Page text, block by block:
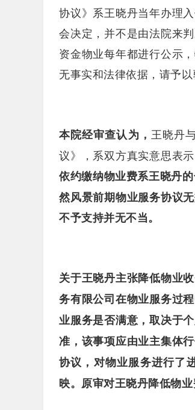
协议》系王晓丹当年办理
会决定，并不是由法院来
资金物业每年都进行公示
无事实和法律依据，请予以
本院经审查认为， 王晓丹
议》，系双方真实意思表
依约缴纳物业费系王晓丹的
然风景前期物业服务协议
不予支持并无不当。
关于王晓丹主张降低物业收
务有限公司在物业服务过
业服务是否满意，取决于
准，该事项应由业主集体
协议，对物业服务进行了
映。原审对王晓丹降低物